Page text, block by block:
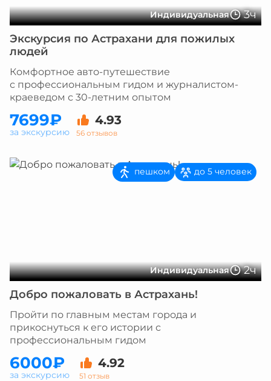
Индивидуальная 3ч
Экскурсия по Астрахани для пожилых
людей
Комфортное авто-путешествие
с профессиональным гидом и журналистом-
краеведом с 30-летним опытом
7699₽ 4.93
56 отзывов
за экскурсию
Индивидуальная 2ч
пешком до 5 человек
Добро пожаловать в Астрахань!
Пройти по главным местам города и
прикоснуться к его истории с
профессиональным гидом
6000₽ 4.92
51 отзыв
за экскурсию